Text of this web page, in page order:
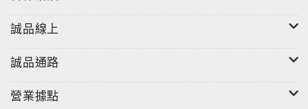
誠品線上
誠品通路
營業據點